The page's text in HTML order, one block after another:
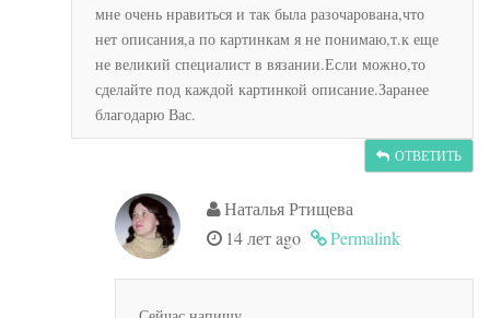
мне очень нравиться и так была разочарована,что
нет описания,а по картинкам я не понимаю,т.к еще
не великий специалист в вязании.Если можно,то
сделайте под каждой картинкой описание.Заранее
благодарю Вас.
ОТВЕТИТЬ
Наталья Ртищева
14 лет ago
Permalink